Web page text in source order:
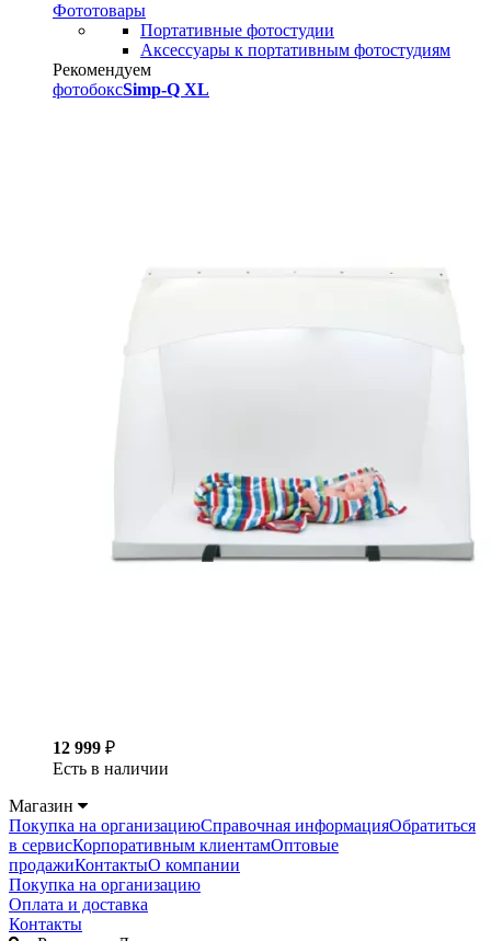
Фототовары
Портативные фотостудии
Аксессуары к портативным фотостудиям
Рекомендуем
фотобоксSimp-Q XL
12 999 ₽
Есть в наличии
Магазин
Покупка на организациюСправочная информацияОбратиться
в сервисКорпоративным клиентамОптовые
продажиКонтактыО компании
Покупка на организацию
Оплата и доставка
Контакты